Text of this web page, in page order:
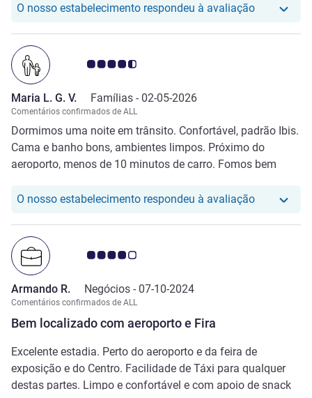
O nosso estabelecimento respondeu à avaliaçãoO nosso
Nota clientes Avis 4.5/5
Maria L. G. V. Famílias - 02-05-2026
Comentários confirmados de ALL
Dormimos uma noite em trânsito. Confortável, padrão Ibis.
Cama e banho bons, ambientes limpos. Próximo do
aeroporto, menos de 10 minutos de carro. Fomos bem
Estacionamento fácil.
O nosso estabelecimento respondeu à avaliaçãoO nosso
Bem localizado com aeroporto e Fira
Nota clientes Avis 4.0/5
Armando R. Negócios - 07-10-2024
Comentários confirmados de ALL
Excelente estadia. Perto do aeroporto e da feira de
exposição e do Centro. Facilidade de Táxi para qualquer
destas partes. Limpo e confortável e com apoio de snack